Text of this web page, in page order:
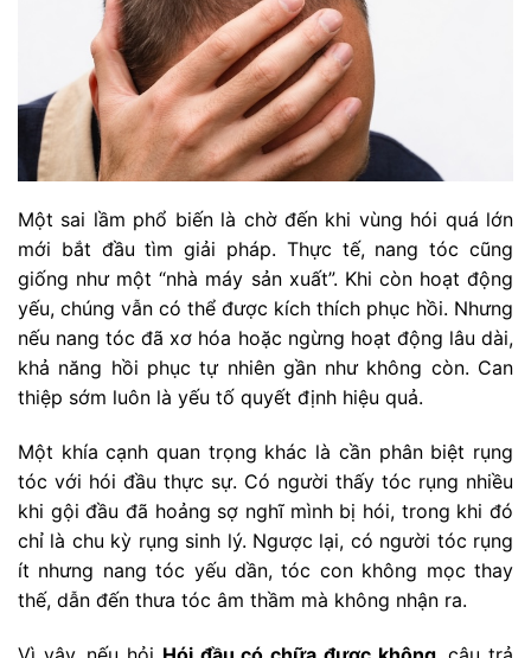
Một sai lầm phổ biến là chờ đến khi vùng hói quá lớn
mới bắt đầu tìm giải pháp. Thực tế, nang tóc cũng
giống như một “nhà máy sản xuất”. Khi còn hoạt động
yếu, chúng vẫn có thể được kích thích phục hồi. Nhưng
nếu nang tóc đã xơ hóa hoặc ngừng hoạt động lâu dài,
khả năng hồi phục tự nhiên gần như không còn. Can
thiệp sớm luôn là yếu tố quyết định hiệu quả.
Một khía cạnh quan trọng khác là cần phân biệt rụng
tóc với hói đầu thực sự. Có người thấy tóc rụng nhiều
khi gội đầu đã hoảng sợ nghĩ mình bị hói, trong khi đó
chỉ là chu kỳ rụng sinh lý. Ngược lại, có người tóc rụng
ít nhưng nang tóc yếu dần, tóc con không mọc thay
thế, dẫn đến thưa tóc âm thầm mà không nhận ra.